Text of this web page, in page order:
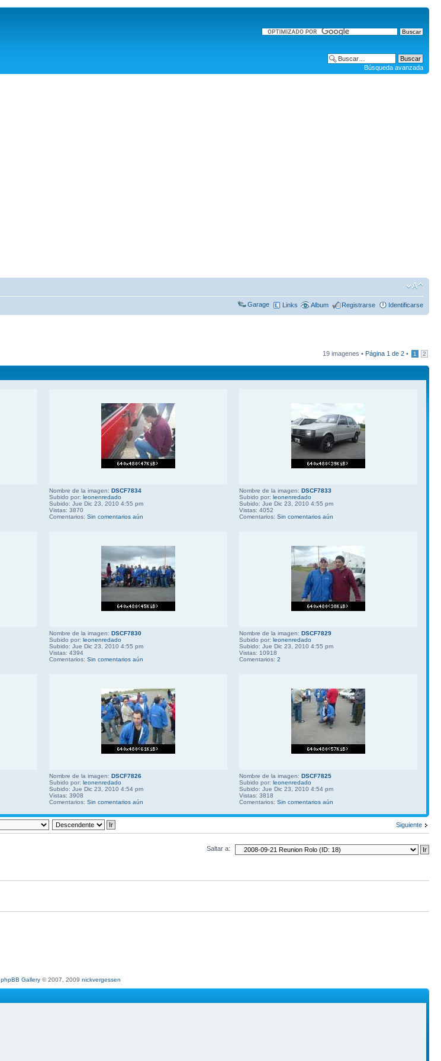
Búsqueda avanzada
Garage Links Album Registrarse Identificarse
19 imagenes • Página 1 de 2 • 1 2
Nombre de la imagen: DSCF7834
Subido por: leonenredado
Subido: Jue Dic 23, 2010 4:55 pm
Vistas: 3870
Comentarios: Sin comentarios aún
Nombre de la imagen: DSCF7833
Subido por: leonenredado
Subido: Jue Dic 23, 2010 4:55 pm
Vistas: 4052
Comentarios: Sin comentarios aún
Nombre de la imagen: DSCF7830
Subido por: leonenredado
Subido: Jue Dic 23, 2010 4:55 pm
Vistas: 4394
Comentarios: Sin comentarios aún
Nombre de la imagen: DSCF7829
Subido por: leonenredado
Subido: Jue Dic 23, 2010 4:55 pm
Vistas: 10918
Comentarios: 2
Nombre de la imagen: DSCF7826
Subido por: leonenredado
Subido: Jue Dic 23, 2010 4:54 pm
Vistas: 3908
Comentarios: Sin comentarios aún
Nombre de la imagen: DSCF7825
Subido por: leonenredado
Subido: Jue Dic 23, 2010 4:54 pm
Vistas: 3818
Comentarios: Sin comentarios aún
Siguiente
Saltar a:
phpBB Gallery© 2007, 2009 nickvergessen